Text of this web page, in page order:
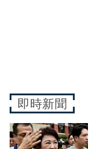
即時新聞